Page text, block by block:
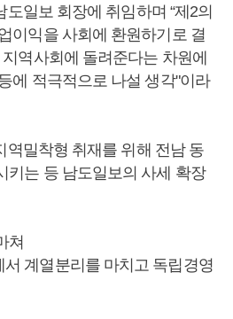
도일보 회장에 취임하며 “제2의
이익을 사회에 환원하기로 결
역사회에 돌려준다는 차원에
에 적극적으로 나설 생각"이라
역밀착형 취재를 위해 전남 동
키는 등 남도일보의 사세 확장
쳐
계열분리를 마치고 독립경영